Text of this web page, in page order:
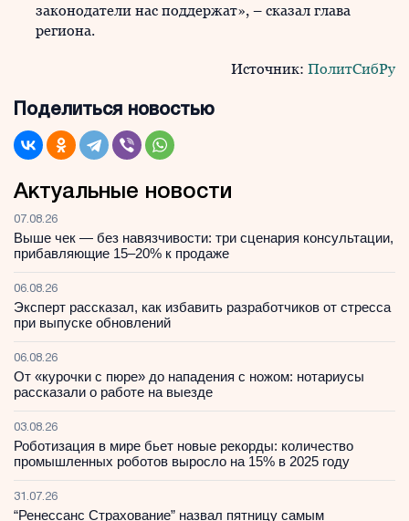
законодатели нас поддержат», – сказал глава
региона.
Источник: ПолитСибРу
Поделиться новостью
Актуальные новости
07.08.26
Выше чек — без навязчивости: три сценария консультации,
прибавляющие 15–20% к продаже
06.08.26
Эксперт рассказал, как избавить разработчиков от стресса
при выпуске обновлений
06.08.26
От «курочки с пюре» до нападения с ножом: нотариусы
рассказали о работе на выезде
03.08.26
Роботизация в мире бьет новые рекорды: количество
промышленных роботов выросло на 15% в 2025 году
31.07.26
“Ренессанс Страхование” назвал пятницу самым